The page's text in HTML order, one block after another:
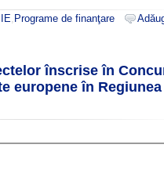
, Programe de finanţare
înscrise în
europene în